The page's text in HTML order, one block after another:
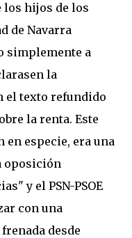
los hijos de los
de Navarra
simplemente a
la
el texto refundido
la renta. Este
especie, era una
oposición
y el PSN-PSOE
con una
desde